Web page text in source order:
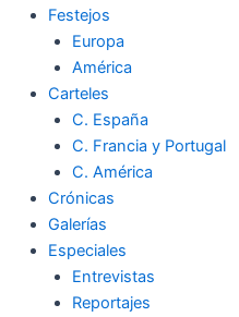
Festejos
Europa
América
Carteles
C. España
C. Francia y Portugal
C. América
Crónicas
Galerías
Especiales
Entrevistas
Reportajes